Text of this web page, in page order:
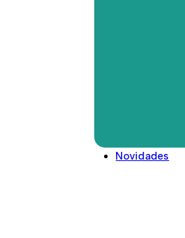
Novidades